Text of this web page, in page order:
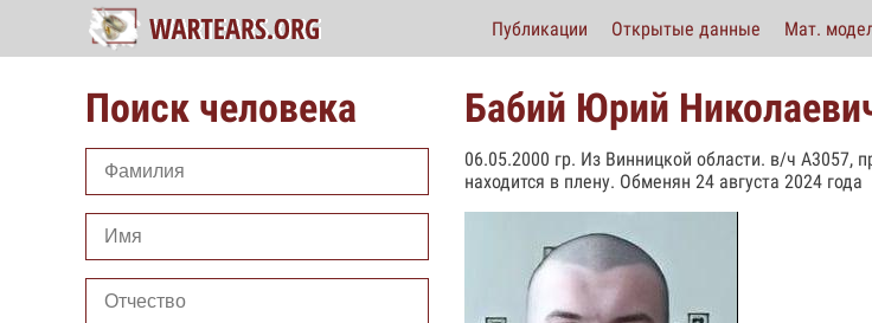
Публикации Открытые данные Мат.
Поиск человека Бабий Юрий
06.05.2000 гр. Из Винницкой области. в/ч А3057,
находится в плену. Обменян 24 августа 2024 года